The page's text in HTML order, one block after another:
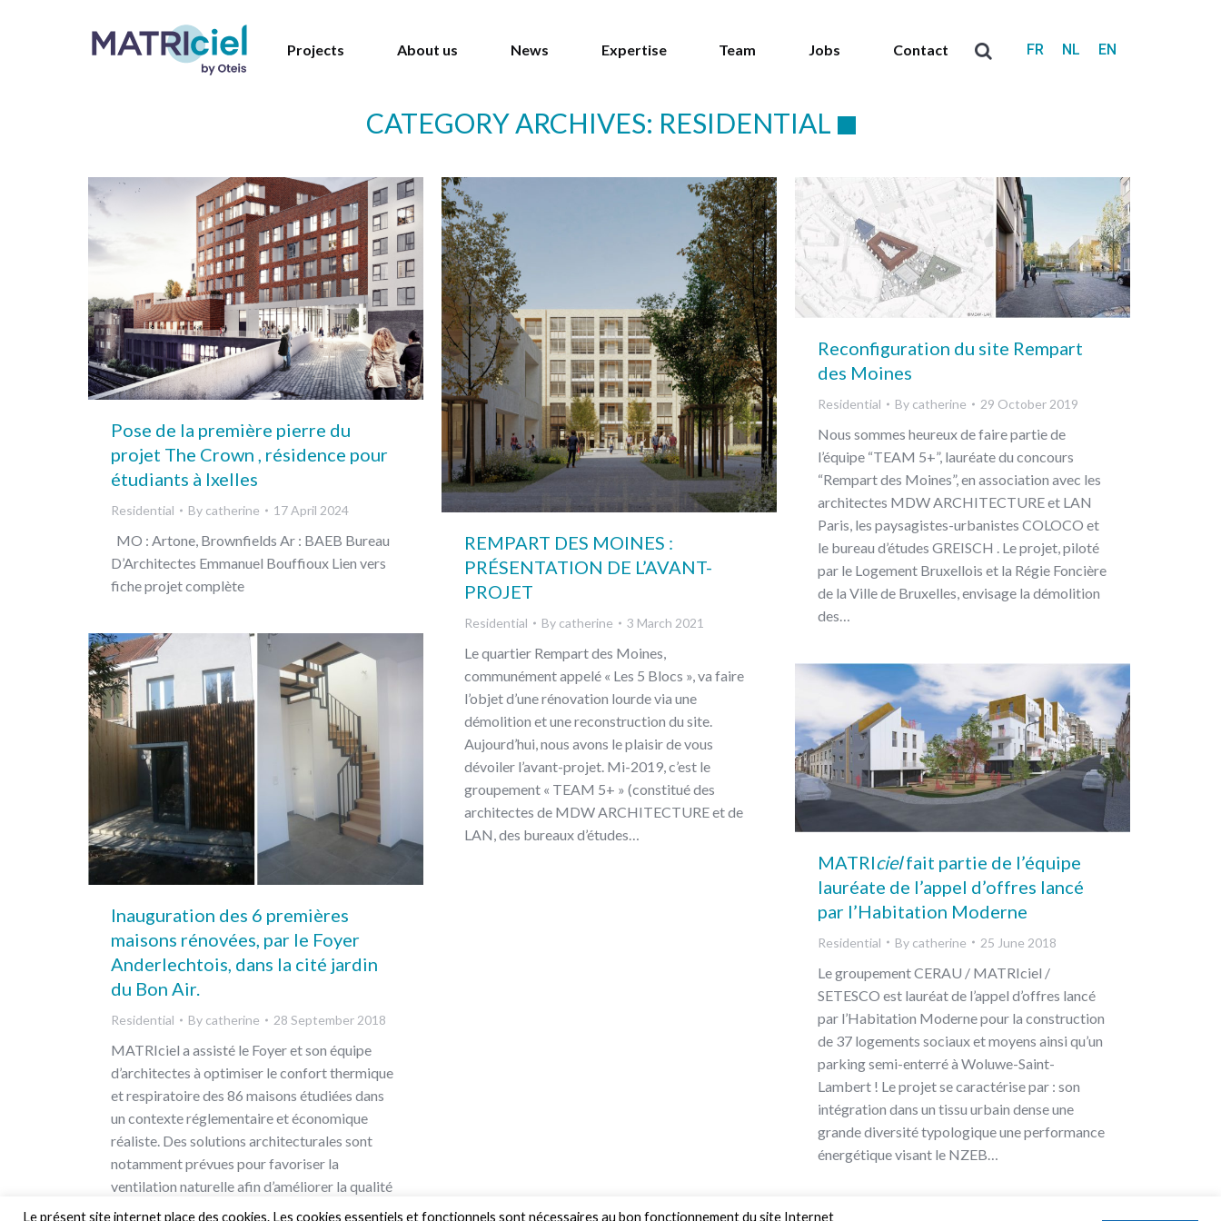
Projects About us News Expertise Team Jobs Contact Search: FR NL EN
CATEGORY ARCHIVES: RESIDENTIAL
Pose de la première pierre du
projet The Crown , résidence pour
étudiants à Ixelles
Residential By catherine 17 April 2024
MO : Artone, Brownfields Ar : BAEB Bureau
D’Architectes Emmanuel Bouffioux Lien vers
fiche projet complète
REMPART DES MOINES :
PRÉSENTATION DE L’AVANT-
PROJET
Residential By catherine 3 March 2021
Le quartier Rempart des Moines,
communément appelé « Les 5 Blocs », va faire
l’objet d’une rénovation lourde via une
démolition et une reconstruction du site.
Aujourd’hui, nous avons le plaisir de vous
dévoiler l’avant-projet. Mi-2019, c’est le
groupement « TEAM 5+ » (constitué des
architectes de MDW ARCHITECTURE et de
LAN, des bureaux d’études…
Reconfiguration du site Rempart
des Moines
Residential By catherine 29 October 2019
Nous sommes heureux de faire partie de
l’équipe “TEAM 5+”, lauréate du concours
“Rempart des Moines”, en association avec les
architectes MDW ARCHITECTURE et LAN
Paris, les paysagistes-urbanistes COLOCO et
le bureau d’études GREISCH . Le projet, piloté
par le Logement Bruxellois et la Régie Foncière
de la Ville de Bruxelles, envisage la démolition
des…
Inauguration des 6 premières
maisons rénovées, par le Foyer
Anderlechtois, dans la cité jardin
du Bon Air.
Residential By catherine 28 September 2018
MATRIciel a assisté le Foyer et son équipe
d’architectes à optimiser le confort thermique
et respiratoire des 86 maisons étudiées dans
un contexte réglementaire et économique
réaliste. Des solutions architecturales sont
notamment prévues pour favoriser la
ventilation naturelle afin d’améliorer la qualité
de l’air et d’éviter la surchauffe.
MATRIcielfait partie de l’équipe
lauréate de l’appel d’offres lancé
par l’Habitation Moderne
Residential By catherine 25 June 2018
Le groupement CERAU / MATRIciel /
SETESCO est lauréat de l’appel d’offres lancé
par l’Habitation Moderne pour la construction
de 37 logements sociaux et moyens ainsi qu’un
parking semi-enterré à Woluwe-Saint-
Lambert ! Le projet se caractérise par : son
intégration dans un tissu urbain dense une
grande diversité typologique une performance
énergétique visant le NZEB…
Le présent site internet place des cookies. Les cookies essentiels et fonctionnels sont nécessaires au bon fonctionnement du site Internet